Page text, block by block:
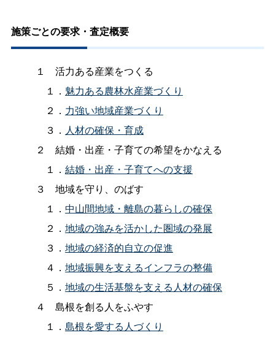
施策ごとの要求・査定概要
１ 活力ある産業をつくる
１． 魅力ある農林水産業づくり
２． 力強い地域産業づくり
３． 人材の確保・育成
２ 結婚・出産・子育ての希望をかなえる
１． 結婚・出産・子育てへの支援
３ 地域を守り、のばす
１． 中山間地域・離島の暮らしの確保
２． 地域の強みを活かした圏域の発展
３． 地域の経済的自立の促進
４． 地域振興を支えるインフラの整備
５． 地域の生活基盤を支える人材の確保
４ 島根を創る人をふやす
１． 島根を愛する人づくり